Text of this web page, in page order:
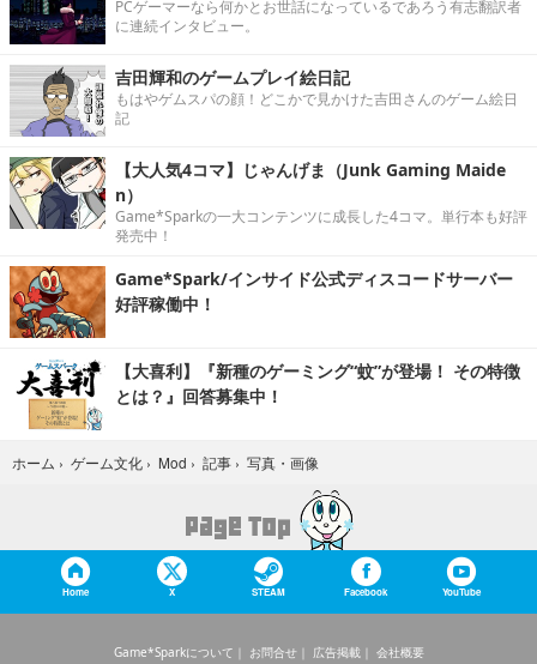
PCゲーマーなら何かとお世話になっているであろう有志翻訳者
に連続インタビュー。
吉田輝和のゲームプレイ絵日記
もはやゲムスパの顔！どこかで見かけた吉田さんのゲーム絵日
記
【大人気4コマ】じゃんげま（Junk Gaming Maide
n）
Game*Sparkの一大コンテンツに成長した4コマ。単行本も好評
発売中！
Game*Spark/インサイド公式ディスコードサーバー
好評稼働中！
【大喜利】『新種のゲーミング“蚊”が登場！ その特徴
とは？』回答募集中！
ホーム › ゲーム文化 › Mod › 記事 › 写真・画像
Home X STEAM Facebook YouTube
Game*Sparkについて お問合せ 広告掲載
会社概要